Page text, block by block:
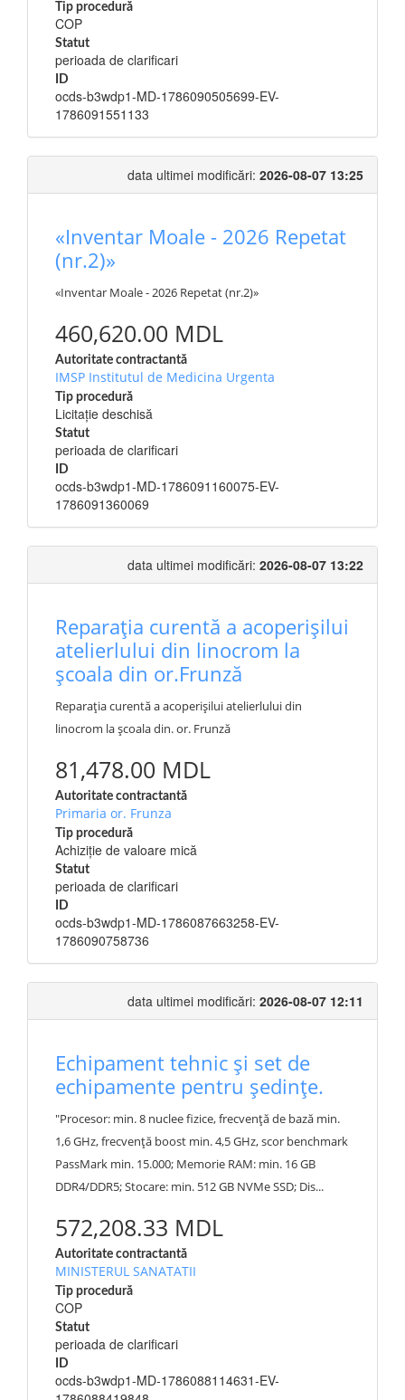
Tip procedură
COP
Statut
perioada de clarificari
ID
ocds-b3wdp1-MD-1786090505699-EV-
1786091551133
data ultimei modificări: 2026-08-07 13:25
«Inventar Moale - 2026 Repetat
(nr.2)»
«Inventar Moale - 2026 Repetat (nr.2)»
460,620.00 MDL
Autoritate contractantă
IMSP Institutul de Medicina Urgenta
Tip procedură
Licitație deschisă
Statut
perioada de clarificari
ID
ocds-b3wdp1-MD-1786091160075-EV-
1786091360069
data ultimei modificări: 2026-08-07 13:22
Reparația curentă a acoperișilui
atelierlului din linocrom la
școala din or.Frunză
Reparația curentă a acoperișilui atelierlului din
linocrom la școala din. or. Frunză
81,478.00 MDL
Autoritate contractantă
Primaria or. Frunza
Tip procedură
Achiziție de valoare mică
Statut
perioada de clarificari
ID
ocds-b3wdp1-MD-1786087663258-EV-
1786090758736
data ultimei modificări: 2026-08-07 12:11
Echipament tehnic și set de
echipamente pentru ședințe.
"Procesor: min. 8 nuclee fizice, frecvență de bază min.
1,6 GHz, frecvență boost min. 4,5 GHz, scor benchmark
PassMark min. 15.000; Memorie RAM: min. 16 GB
DDR4/DDR5; Stocare: min. 512 GB NVMe SSD; Dis...
572,208.33 MDL
Autoritate contractantă
MINISTERUL SANATATII
Tip procedură
COP
Statut
perioada de clarificari
ID
ocds-b3wdp1-MD-1786088114631-EV-